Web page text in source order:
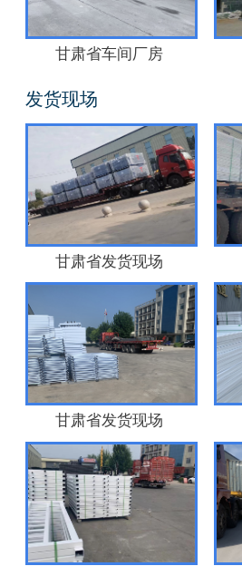
甘肃省车间厂房
发货现场
甘肃省发货现场
甘肃省发货现场